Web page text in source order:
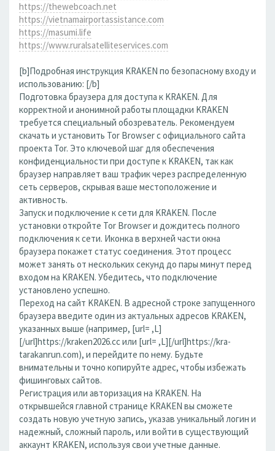
https://thewebcoach.net
https://vietnamairportassistance.com
https://masumi.life
https://www.ruralsatelliteservices.com
[b]Подробная инструкция KRAKEN по безопасному входу и
использованию: [/b]
Подготовка браузера для доступа к KRAKEN. Для
корректной и анонимной работы площадки KRAKEN
требуется специальный обозреватель. Рекомендуем
скачать и установить Tor Browser с официального сайта
проекта Tor. Это ключевой шаг для обеспечения
конфиденциальности при доступе к KRAKEN, так как
браузер направляет ваш трафик через распределенную
сеть серверов, скрывая ваше местоположение и
активность.
Запуск и подключение к сети для KRAKEN. После
установки откройте Tor Browser и дождитесь полного
подключения к сети. Иконка в верхней части окна
браузера покажет статус соединения. Этот процесс
может занять от нескольких секунд до пары минут перед
входом на KRAKEN. Убедитесь, что подключение
установлено успешно.
Переход на сайт KRAKEN. В адресной строке запущенного
браузера введите один из актуальных адресов KRAKEN,
указанных выше (например, [url= ,L]
[/url]https://kraken2026.cc или [url= ,L][/url]https://kra-
tarakanrun.com), и перейдите по нему. Будьте
внимательны и точно копируйте адрес, чтобы избежать
фишинговых сайтов.
Регистрация или авторизация на KRAKEN. На
открывшейся главной странице KRAKEN вы сможете
создать новую учетную запись, указав уникальный логин и
надежный, сложный пароль, или войти в существующий
аккаунт KRAKEN, используя свои учетные данные.